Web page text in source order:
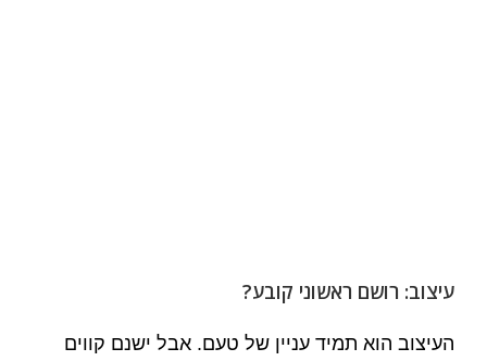
עיצוב: רושם ראשוני קובע?
העיצוב הוא תמיד עניין של טעם. אבל ישנם קווים